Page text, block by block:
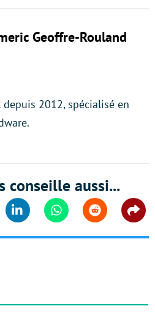
Geoffre-Rouland
2012, spécialisé en
conseille aussi...
Linkedin WhatsappReddit